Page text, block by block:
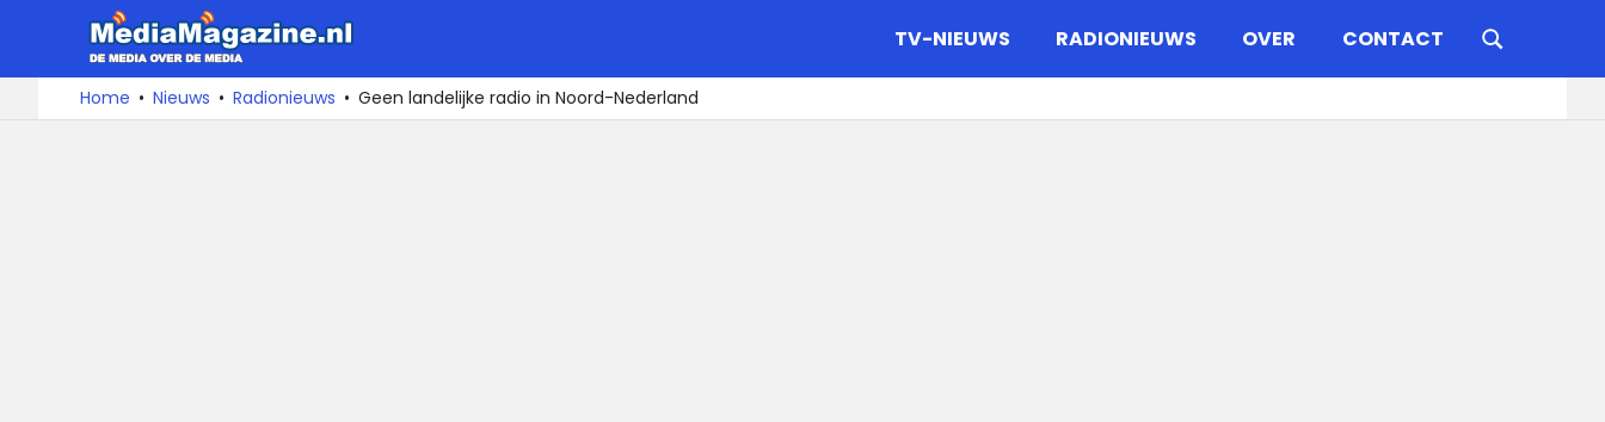
naar
De
media
over
TV-NIEUWS RADIONIEUWS OVER CONTACT
Home Nieuws Radionieuws Geen landelijke radio in Noord-Nederland